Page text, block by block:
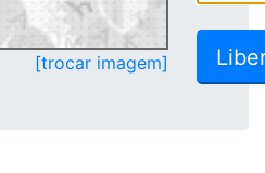
[trocar imagem]